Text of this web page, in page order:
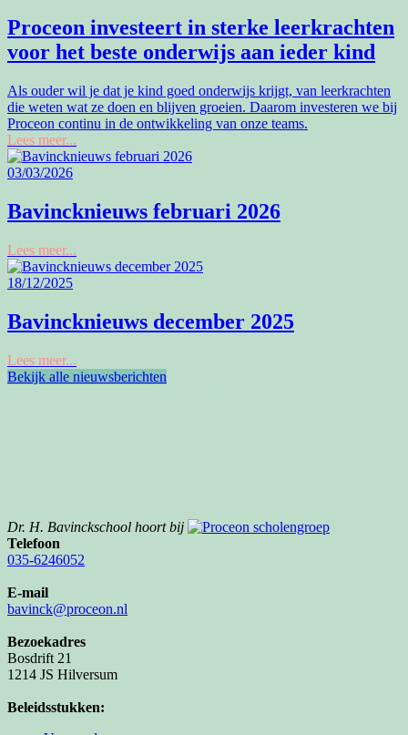
Proceon investeert in sterke leerkrachten
voor het beste onderwijs aan ieder kind
Als ouder wil je dat je kind goed onderwijs krijgt, van leerkrachten
die weten wat ze doen en blijven groeien. Daarom investeren we bij
Proceon continu in de ontwikkeling van onze teams.
Lees meer...
03/03/2026
Bavincknieuws februari 2026
Lees meer...
18/12/2025
Bavincknieuws december 2025
Lees meer...
Bekijk alle nieuwsberichten
Dr. H. Bavinckschool hoort bij
Telefoon
035-6246052
E-mail
bavinck@proceon.nl
Bezoekadres
Bosdrift 21
1214 JS Hilversum
Beleidsstukken: